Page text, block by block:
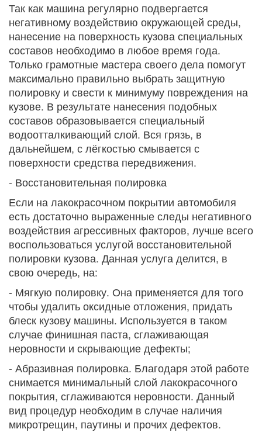
Так как машина регулярно подвергается
негативному воздействию окружающей среды,
нанесение на поверхность кузова специальных
составов необходимо в любое время года.
Только грамотные мастера своего дела помогут
максимально правильно выбрать защитную
полировку и свести к минимуму повреждения на
кузове. В результате нанесения подобных
составов образовывается специальный
водоотталкивающий слой. Вся грязь, в
дальнейшем, с лёгкостью смывается с
поверхности средства передвижения.
- Восстановительная полировка
Если на лакокрасочном покрытии автомобиля
есть достаточно выраженные следы негативного
воздействия агрессивных факторов, лучше всего
воспользоваться услугой восстановительной
полировки кузова. Данная услуга делится, в
свою очередь, на:
- Мягкую полировку. Она применяется для того
чтобы удалить оксидные отложения, придать
блеск кузову машины. Используется в таком
случае финишная паста, сглаживающая
неровности и скрывающие дефекты;
- Абразивная полировка. Благодаря этой работе
снимается минимальный слой лакокрасочного
покрытия, сглаживаются неровности. Данный
вид процедур необходим в случае наличия
микротрещин, паутины и прочих дефектов.